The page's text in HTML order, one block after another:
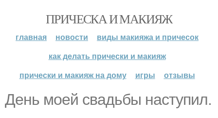
ПРИЧЕСКА И МАКИЯЖ
главная новости
виды макияжа и причесок
как делать прически и макияж
прически и макияж на дому
игры отзывы
День моей свадьбы наступил.